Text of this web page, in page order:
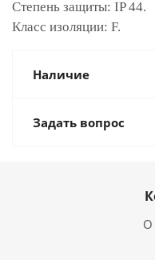
Степень защиты: IP 44.
Класс изоляции: F.
Наличие
Задать вопрос
О